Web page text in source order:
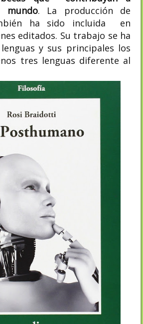
mundo. La producción de
ha sido incluida en
editados. Su trabajo se ha
y sus principales los
tres lenguas diferente al